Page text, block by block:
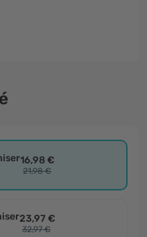
16,98 €
21,98 €
23,97 €
32,97 €